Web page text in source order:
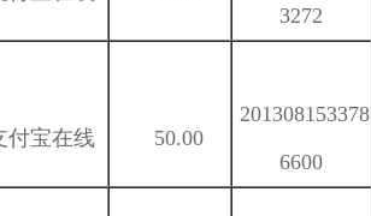
3272
付宝在线 50.00
201308153378
6600